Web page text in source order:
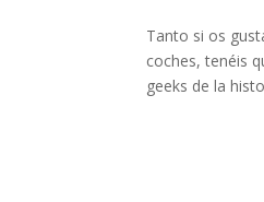
Tanto si os
coches, tenéis
geeks de la